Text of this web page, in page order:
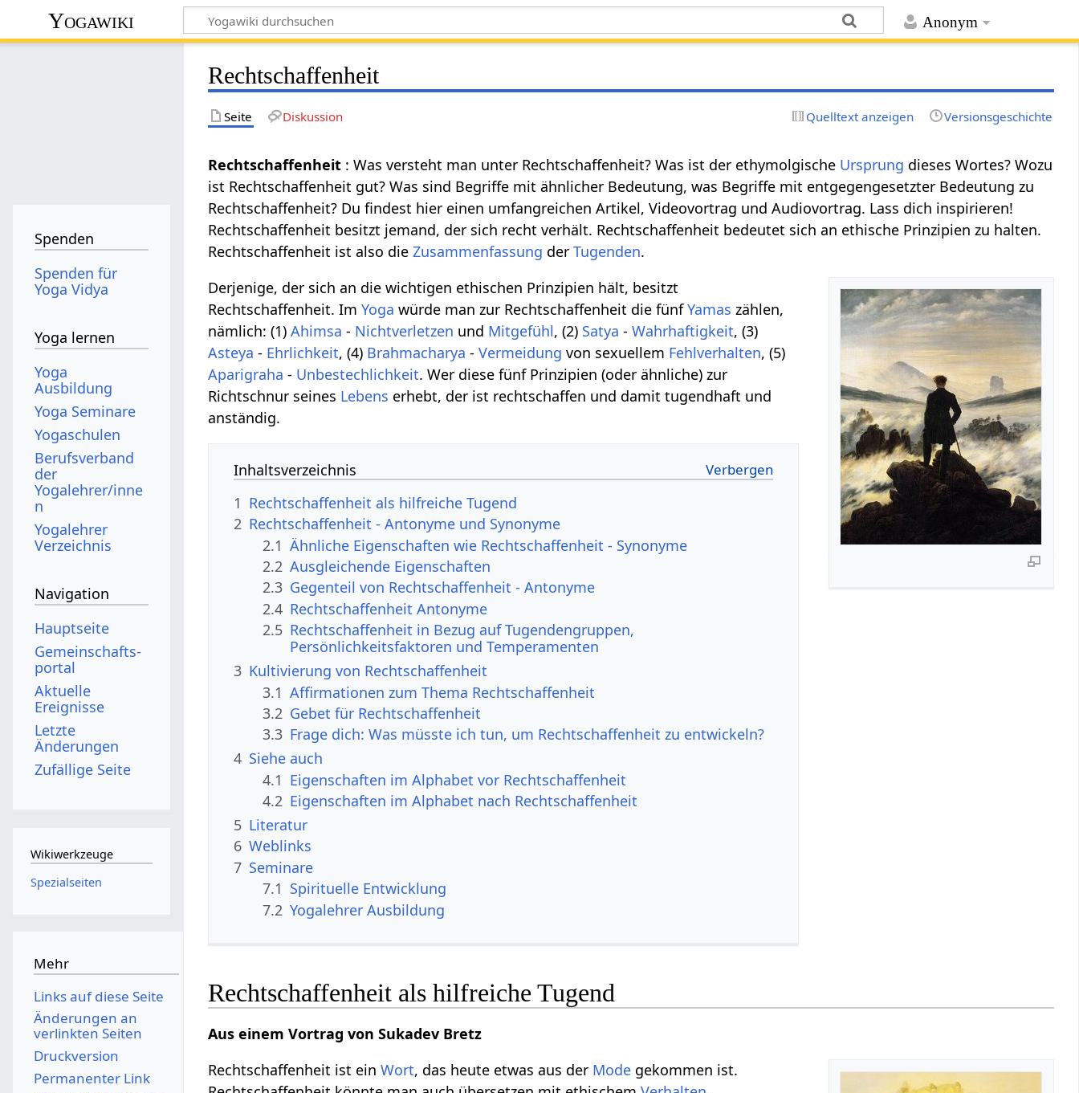
Anonym
Yogawiki
Rechtschaffenheit
Seite Diskussion Quelltext anzeigen Versionsgeschichte
Rechtschaffenheit : Was versteht man unter Rechtschaffenheit? Was ist der ethymolgische Ursprung dieses Wortes? Wozu
ist Rechtschaffenheit gut? Was sind Begriffe mit ähnlicher Bedeutung, was Begriffe mit entgegengesetzter Bedeutung zu
Rechtschaffenheit? Du findest hier einen umfangreichen Artikel, Videovortrag und Audiovortrag. Lass dich inspirieren!
Rechtschaffenheit besitzt jemand, der sich recht verhält. Rechtschaffenheit bedeutet sich an ethische Prinzipien zu halten.
Rechtschaffenheit ist also dieZusammenfassung derTugenden.
Derjenige, der sich an die wichtigen ethischen Prinzipien hält, besitzt
Rechtschaffenheit. ImYoga würde man zur Rechtschaffenheit die fünfYamas zählen,
nämlich: (1)Ahimsa - Nichtverletzen und Mitgefühl, (2) Satya -Wahrhaftigkeit, (3)
Asteya - Ehrlichkeit, (4) Brahmacharya -Vermeidung von sexuellem Fehlverhalten, (5)
Aparigraha - Unbestechlichkeit. Wer diese fünf Prinzipien (oder ähnliche) zur
Richtschnur seines Lebens erhebt, der ist rechtschaffen und damit tugendhaft und
anständig.
Inhaltsverzeichnis
1 Rechtschaffenheit als hilfreiche Tugend
2 Rechtschaffenheit - Antonyme und Synonyme
2.1 Ähnliche Eigenschaften wie Rechtschaffenheit - Synonyme
2.2 Ausgleichende Eigenschaften
2.3 Gegenteil von Rechtschaffenheit - Antonyme
2.4 Rechtschaffenheit Antonyme
2.5 Rechtschaffenheit in Bezug auf Tugendengruppen,
Persönlichkeitsfaktoren und Temperamenten
3 Kultivierung von Rechtschaffenheit
3.1 Affirmationen zum Thema Rechtschaffenheit
3.2 Gebet für Rechtschaffenheit
3.3 Frage dich: Was müsste ich tun, um Rechtschaffenheit zu entwickeln?
4 Siehe auch
4.1 Eigenschaften im Alphabet vor Rechtschaffenheit
4.2 Eigenschaften im Alphabet nach Rechtschaffenheit
5 Literatur
6 Weblinks
7 Seminare
7.1 Spirituelle Entwicklung
7.2 Yogalehrer Ausbildung
Rechtschaffenheit als hilfreiche Tugend
Aus einem Vortrag von Sukadev Bretz
Rechtschaffenheit ist einWort, das heute etwas aus der Mode gekommen ist.
Spenden
Spenden für
Yoga Vidya
Yoga lernen
Yoga
Ausbildung
Yoga Seminare
Yogaschulen
Berufsverband
der
Yogalehrer/inne
n
Yogalehrer
Verzeichnis
Navigation
Hauptseite
Gemeinschafts­
portal
Aktuelle
Ereignisse
Letzte
Änderungen
Zufällige Seite
Wikiwerkzeuge
Spezialseiten
Mehr
Links auf diese Seite
Änderungen an
verlinkten Seiten
Druckversion
Permanenter Link